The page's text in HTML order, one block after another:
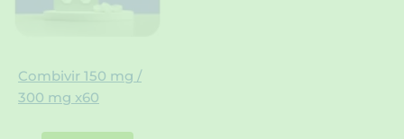
Combivir 150 mg /
300 mg x60